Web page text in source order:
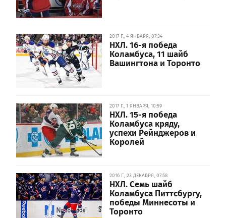
2017 Г., 4 ЯНВАРЯ, 07:34
НХЛ. 16-я победа
Коламбуса, 11 шайб
Вашингтона и Торонто
2017 Г., 1 ЯНВАРЯ, 10:59
НХЛ. 15-я победа
Коламбуса кряду,
успехи Рейнджеров и
Королей
2016 Г., 23 ДЕКАБРЯ, 07:58
НХЛ. Семь шайб
Коламбуса Питтсбургу,
победы Миннесоты и
Торонто